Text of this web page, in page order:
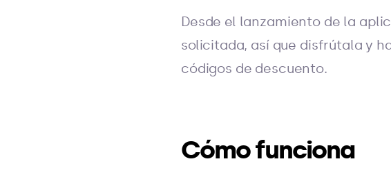
Desde el lanzamiento de la
solicitada, así que disfrútala y
códigos de descuento.
Cómo funciona